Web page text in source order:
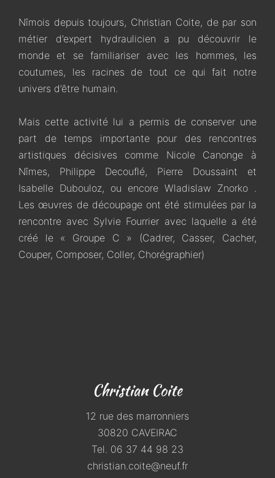
Nîmois depuis toujours, Christian Coite, de par son
métier d’expert hydraulicien a pu découvrir le
monde et se familiariser avec les hommes, les
coutumes, les racines de tout ce qui fait notre
univers d’être humain.
Mais cette activité lui a permis de conserver une
part de temps importante pour des rencontres
artistiques décisives comme Nicole Canonge à
Nîmes, Philippe Decouflé, Pierre Doussaint et
Isabelle Dubouloz, ou encore Wladislaw Znorko .
Les œuvres de découpage ont été stimulées par la
rencontre avec Sylvie Fourrier avec laquelle a été
créé le « Groupe C » (Cadrer, Casser, Cacher,
Couper, Composer, Coller, Chorégraphier)
Christian Coite
12 rue des marronniers
30820 CAVEIRAC
Tel. 06 37 44 98 23
christian.coite@neuf.fr